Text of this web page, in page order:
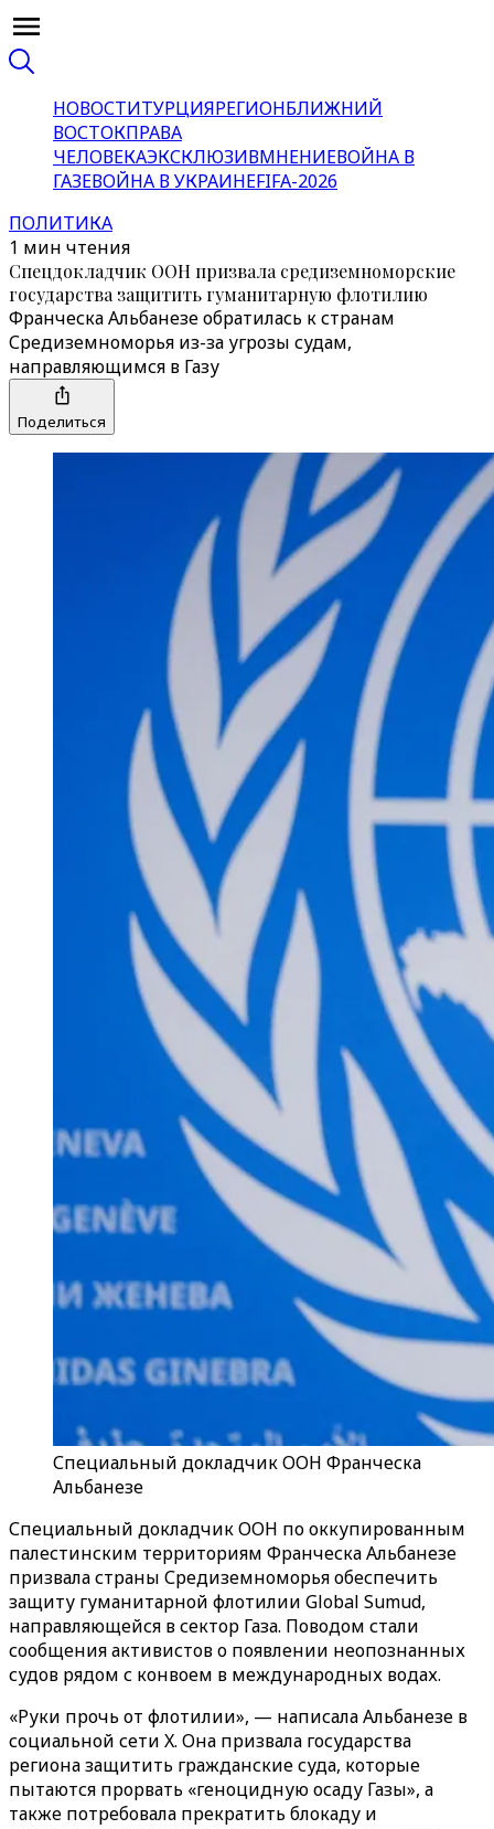
НОВОСТИТУРЦИЯРЕГИОНБЛИЖНИЙ
ВОСТОКПРАВА
ЧЕЛОВЕКАЭКСКЛЮЗИВМНЕНИЕВОЙНА В
ГАЗЕВОЙНА В УКРАИНЕFIFA-2026
ПОЛИТИКА
1 мин чтения
Спецдокладчик ООН призвала средиземноморские
государства защитить гуманитарную флотилию
Франческа Альбанезе обратилась к странам
Средиземноморья из-за угрозы судам,
направляющимся в Газу
Поделиться
Специальный докладчик ООН Франческа
Альбанезе
Специальный докладчик ООН по оккупированным
палестинским территориям Франческа Альбанезе
призвала страны Средиземноморья обеспечить
защиту гуманитарной флотилии Global Sumud,
направляющейся в сектор Газа. Поводом стали
сообщения активистов о появлении неопознанных
судов рядом с конвоем в международных водах.
«Руки прочь от флотилии», — написала Альбанезе в
социальной сети X. Она призвала государства
региона защитить гражданские суда, которые
пытаются прорвать «геноцидную осаду Газы», а
также потребовала прекратить блокаду и